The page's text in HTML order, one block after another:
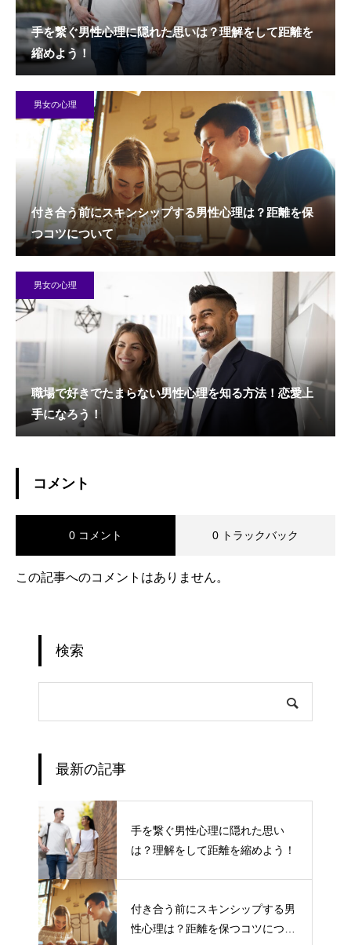
手を繋ぐ男性心理に隠れた思いは？理解をして距離を
縮めよう！
男女の心理
付き合う前にスキンシップする男性心理は？距離を保
つコツについて
男女の心理
職場で好きでたまらない男性心理を知る方法！恋愛上
手になろう！
コメント
0 コメント 0 トラックバック
この記事へのコメントはありません。
検索
最新の記事
手を繋ぐ男性心理に隠れた思い
は？理解をして距離を縮めよう！
付き合う前にスキンシップする男
性心理は？距離を保つコツについ